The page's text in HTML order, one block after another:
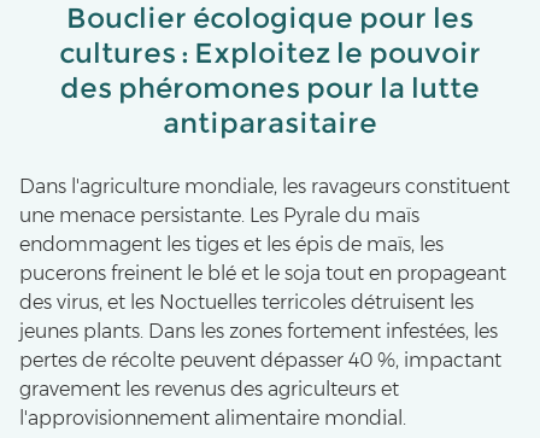
Bouclier écologique pour les
cultures : Exploitez le pouvoir
des phéromones pour la lutte
antiparasitaire
Dans l'agriculture mondiale, les ravageurs constituent
une menace persistante. Les Pyrale du maïs
endommagent les tiges et les épis de maïs, les
pucerons freinent le blé et le soja tout en propageant
des virus, et les Noctuelles terricoles détruisent les
jeunes plants. Dans les zones fortement infestées, les
pertes de récolte peuvent dépasser 40 %, impactant
gravement les revenus des agriculteurs et
l'approvisionnement alimentaire mondial.